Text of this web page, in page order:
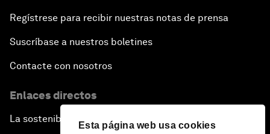
Esta página web usa cookies
Regístrese para recibir nuestras notas de prensa
Suscríbase a nuestros boletines
Contacte con nosotros
Enlaces directos
La sostenibilidad en el Foro